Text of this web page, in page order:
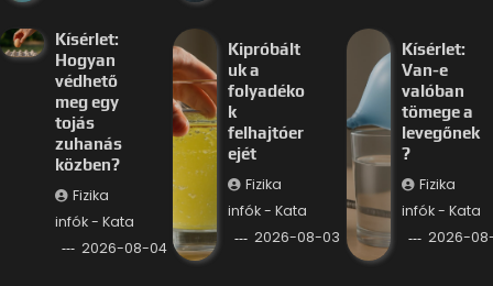
Kísérlet:
Hogyan
védhető
meg egy
tojás
zuhanás
közben?
Fizika
infók - Kata
2026-08-04
Kipróbált
uk a
folyadéko
k
felhajtóer
ejét
Fizika
infók - Kata
2026-08-03
Kísérlet:
Van-e
valóban
tömege a
levegőnek
?
Fizika
infók - Kata
2026-